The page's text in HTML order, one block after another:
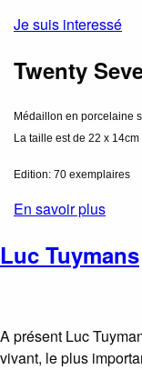
Je suis interessé
Twenty
Médaillon en porcelaine
La taille est de 22 x 14cm
Edition: 70 exemplaires
En savoir plus
Luc Tuymans
A présent Luc
vivant, le plus